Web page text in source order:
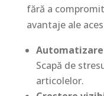
fără a
avantaje ale
Scapă de
articolelor.